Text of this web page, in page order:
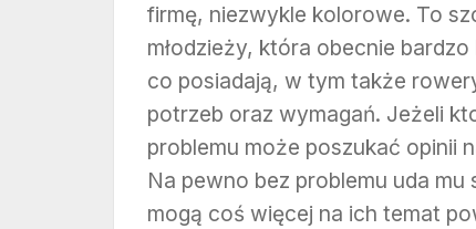
firmę, niezwykle kolorowe. To
młodzieży, która obecnie
co posiadają, w tym także
potrzeb oraz wymagań. Jeżeli
problemu może poszukać opinii
Na pewno bez problemu uda
mogą coś więcej na ich temat